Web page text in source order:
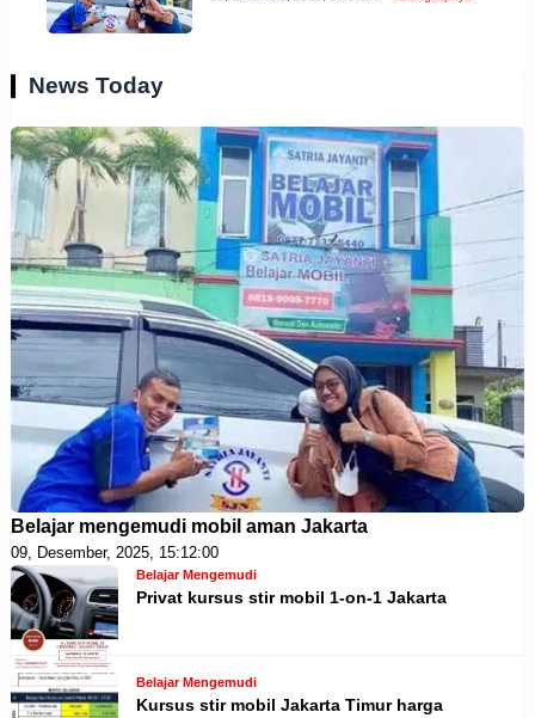
News Today
Belajar mengemudi mobil aman Jakarta
09, Desember, 2025, 15:12:00
Belajar Mengemudi
Privat kursus stir mobil 1-on-1 Jakarta
Belajar Mengemudi
Kursus stir mobil Jakarta Timur harga